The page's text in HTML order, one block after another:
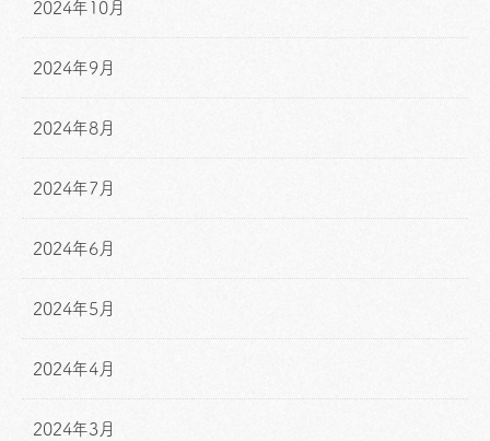
2024年10月
2024年9月
2024年8月
2024年7月
2024年6月
2024年5月
2024年4月
2024年3月